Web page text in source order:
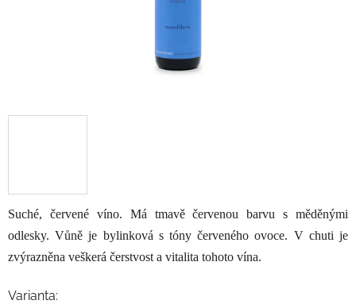
Suché, červené víno. Má tmavě červenou barvu s měděnými
odlesky. Vůně je bylinková s tóny červeného ovoce. V chuti je
zvýrazněna veškerá čerstvost a vitalita tohoto vína.
Varianta: